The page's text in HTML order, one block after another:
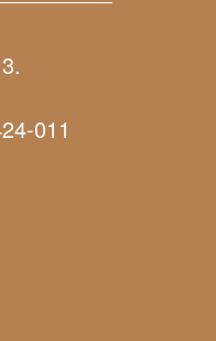
011